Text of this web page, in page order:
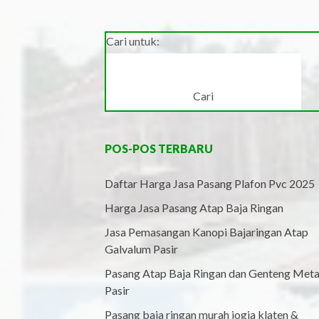
Cari untuk:
POS-POS TERBARU
Daftar Harga Jasa Pasang Plafon Pvc 2025
Harga Jasa Pasang Atap Baja Ringan
Jasa Pemasangan Kanopi Bajaringan Atap
Galvalum Pasir
Pasang Atap Baja Ringan dan Genteng
Pasir
Pasang baja ringan murah jogja klaten &